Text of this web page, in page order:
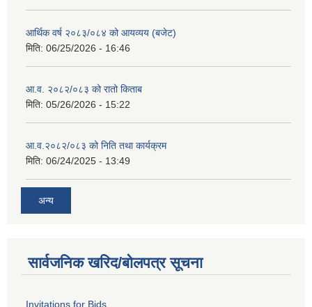
आर्थिक वर्ष २०८३/०८४ को आयव्यय (बजेट)
मिति: 06/25/2026 - 16:46
आ.व. २०८२/०८३ को रातो किताब
मिति: 05/26/2026 - 15:22
आ.व.२०८२/०८३ को निति तथा कार्यक्रम
मिति: 06/24/2025 - 13:49
अन्य
सार्वजनिक खरिद/बोलपत्र सूचना
Invitations for Bids